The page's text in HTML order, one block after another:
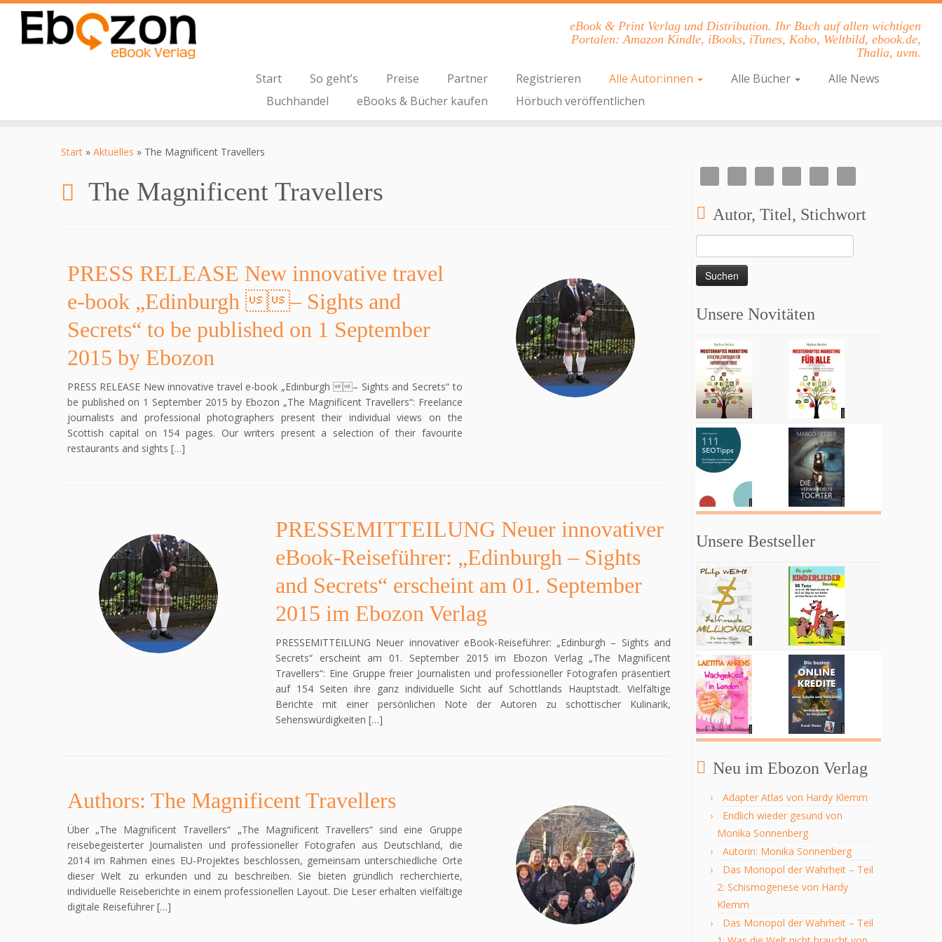
eBook & Print Verlag und Distribution. Ihr Buch auf allen wichtigen
Portalen: Amazon Kindle, iBooks, iTunes, Kobo, Weltbild, ebook.de,
Thalia, uvm.
Start So geht’s Preise Partner Registrieren Alle Autor:innen Alle Bücher
Alle News
Buchhandel
eBooks & Bücher kaufen Hörbuch veröffentlichen
Start » Aktuelles » The Magnificent Travellers
The Magnificent Travellers
PRESS RELEASE New innovative travel
e-book „Edinburgh – Sights and
Secrets“ to be published on 1 September
2015 by Ebozon
PRESS RELEASE New innovative travel e-book „Edinburgh – Sights and Secrets“ to
be published on 1 September 2015 by Ebozon „The Magnificent Travellers“: Freelance
journalists and professional photographers present their individual views on the
Scottish capital on 154 pages. Our writers present a selection of their favourite
restaurants and sights […]
PRESSEMITTEILUNG Neuer innovativer
eBook-Reiseführer: „Edinburgh – Sights
and Secrets“ erscheint am 01. September
2015 im Ebozon Verlag
PRESSEMITTEILUNG Neuer innovativer eBook-Reiseführer: „Edinburgh – Sights and
Secrets“ erscheint am 01. September 2015 im Ebozon Verlag „The Magnificent
Travellers“: Eine Gruppe freier Journalisten und professioneller Fotografen präsentiert
auf 154 Seiten ihre ganz individuelle Sicht auf Schottlands Hauptstadt. Vielfältige
Berichte mit einer persönlichen Note der Autoren zu schottischer Kulinarik,
Sehenswürdigkeiten […]
Authors: The Magnificent Travellers
Über „The Magnificent Travellers“ „The Magnificent Travellers“ sind eine Gruppe
reisebegeisterter Journalisten und professioneller Fotografen aus Deutschland, die
2014 im Rahmen eines EU-Projektes beschlossen, gemeinsam unterschiedliche Orte
dieser Welt zu erkunden und zu beschreiben. Sie bieten gründlich recherchierte,
individuelle Reiseberichte in einem professionellen Layout. Die Leser erhalten vielfältige
digitale Reiseführer […]
Autor, Titel, Stichwort
Suchen
nach:
Unsere Novitäten
Unsere Bestseller
Neu im Ebozon Verlag
Adapter Atlas von Hardy Klemm
Endlich wieder gesund von
Monika Sonnenberg
Autorin: Monika Sonnenberg
Das Monopol der Wahrheit – Teil
2: Schismogenese von Hardy
Klemm
Das Monopol der Wahrheit – Teil